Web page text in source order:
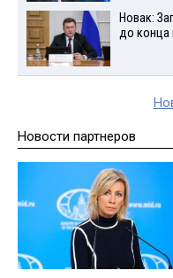
Новак:
до конца
Новости партнеров